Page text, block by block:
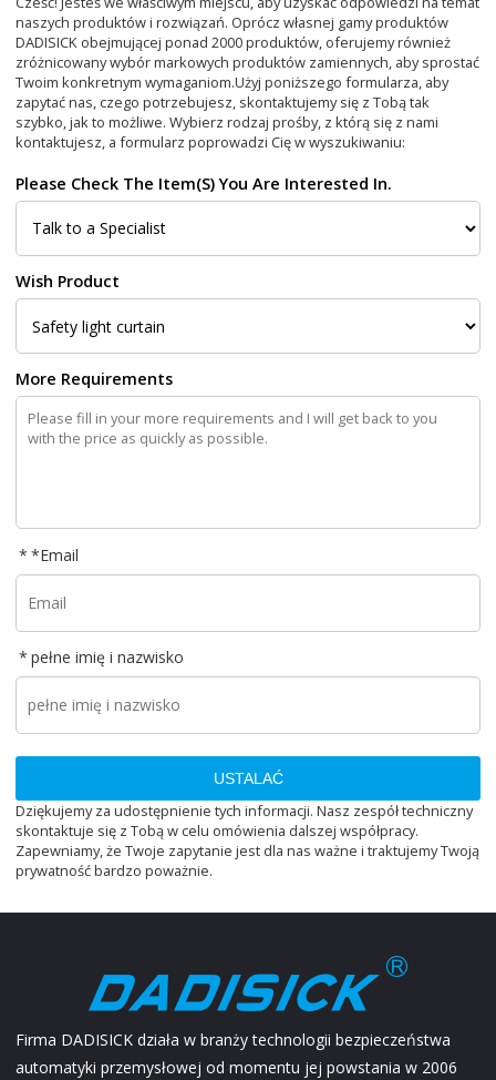
naszych produktów i rozwiązań. Oprócz własnej gamy produktów
DADISICK obejmującej ponad 2000 produktów, oferujemy również
zróżnicowany wybór markowych produktów zamiennych, aby sprostać
Twoim konkretnym wymaganiom.Użyj poniższego formularza, aby
zapytać nas, czego potrzebujesz, skontaktujemy się z Tobą tak
szybko, jak to możliwe. Wybierz rodzaj prośby, z którą się z nami
kontaktujesz, a formularz poprowadzi Cię w wyszukiwaniu:
Please Check The Item(s) You Are Interested In.
Wish Product
More Requirements
*Email
pełne imię i nazwisko
USTALAĆ
Dziękujemy za udostępnienie tych informacji. Nasz zespół techniczny
skontaktuje się z Tobą w celu omówienia dalszej współpracy.
Zapewniamy, że Twoje zapytanie jest dla nas ważne i traktujemy Twoją
prywatność bardzo poważnie.
Firma DADISICK działa w branży technologii bezpieczeństwa
automatyki przemysłowej od momentu jej powstania w 2006